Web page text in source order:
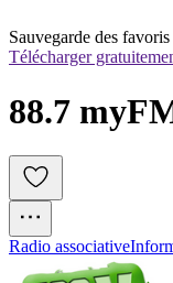
Sauvegarde des favoris
Télécharger
88.7
Radio associative